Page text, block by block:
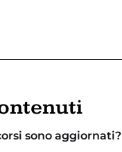
sono aggiornati?